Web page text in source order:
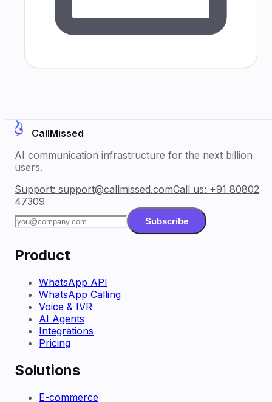
CallMissed
AI communication infrastructure for the next billion
users.
Support: support@callmissed.comCall us: +91 80802
47309
Subscribe
Product
WhatsApp API
WhatsApp Calling
Voice & IVR
AI Agents
Integrations
Pricing
Solutions
E-commerce